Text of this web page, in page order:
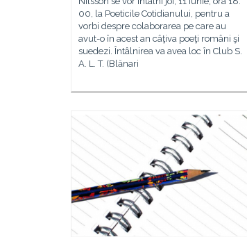
00, la Poeticile Cotidianului, pentru a
vorbi despre colaborarea pe care au
avut-o în acest an câţiva poeţi români şi
suedezi. Întâlnirea va avea loc în Club S.
A. L. T. (Blănari